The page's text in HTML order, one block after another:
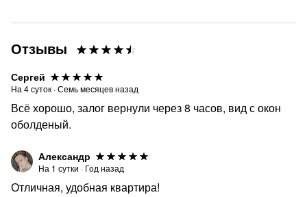
- от 18 лет при наличии паспорта;
- проживание с детьми разрешено;
- курение и шумные мероприятия в квартире не
допускаются;
- проживание с животными по согласованию, с
доплатой 1500 руб;
- при бронировании на 1 сутки вносится
дополнительный сбор за клининг - 600 руб;
Отзывы
Сергей
На 4суток ·Семь месяцев назад
Всё хорошо, залог вернули через 8 часов, вид с окон
оболденый.
Александр
На 1 сутки · Год назад
Отличная, удобная квартира!